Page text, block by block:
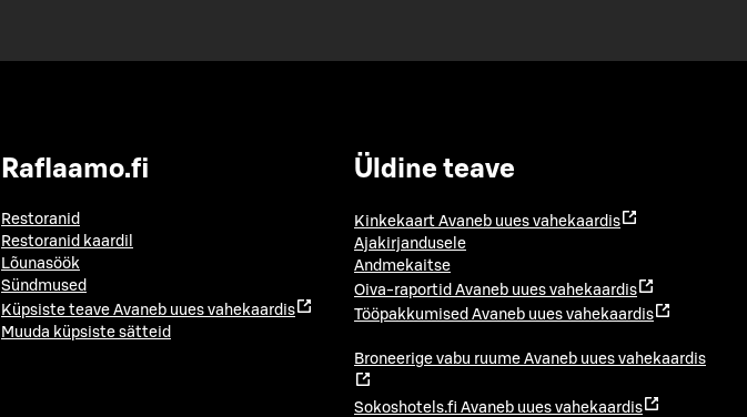
Raflaamo.fi
Restoranid
Restoranid kaardil
Lõunasöök
Sündmused
Küpsiste teave Avaneb uues vahekaardis
Muuda küpsiste sätteid
Üldine teave
Kinkekaart Avaneb uues vahekaardis
Ajakirjandusele
Andmekaitse
Oiva-raportid Avaneb uues vahekaardis
Tööpakkumised Avaneb uues vahekaardis
Broneerige vabu ruume Avaneb uues vahekaardis
Sokoshotels.fi Avaneb uues vahekaardis